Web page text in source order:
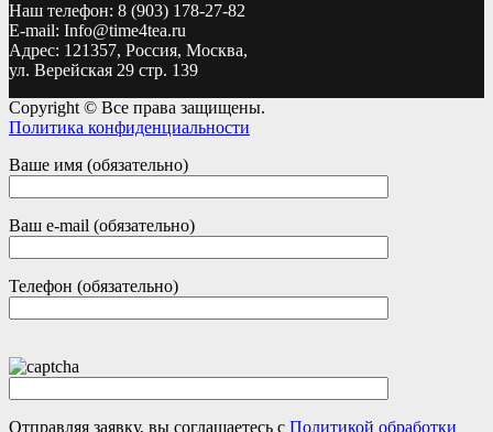
Наш телефон: 8 (903) 178-27-82
E-mail: Info@time4tea.ru
Адрес: 121357, Россия, Москва,
ул. Верейская 29 стр. 139
Copyright © Все права защищены.
Политика конфиденциальности
Ваше имя (обязательно)
Ваш e-mail (обязательно)
Телефон (обязательно)
Отправляя заявку, вы соглашаетесь с Политикой обработки